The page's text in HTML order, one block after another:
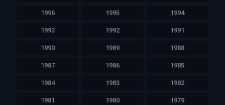
1996 1995 1994
1993 1992 1991
1990 1989 1988
1987 1986 1985
1984 1983 1982
1981 1980 1979